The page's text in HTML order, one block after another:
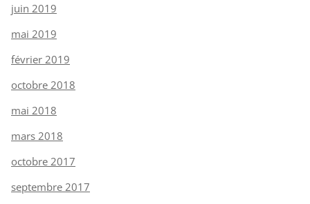
juin 2019
mai 2019
février 2019
octobre 2018
mai 2018
mars 2018
octobre 2017
septembre 2017